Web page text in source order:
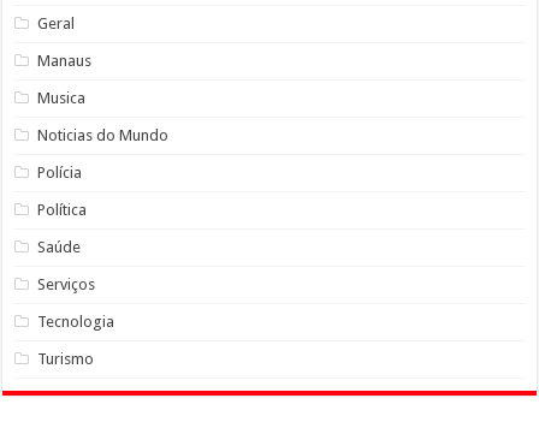
Geral
Manaus
Musica
Noticias do Mundo
Polícia
Política
Saúde
Serviços
Tecnologia
Turismo